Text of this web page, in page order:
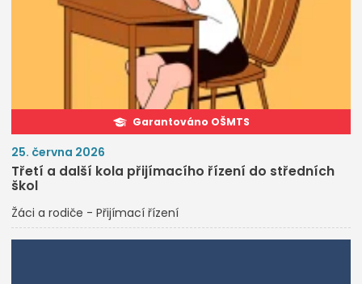
Garantováno OŠMTS
25. června 2026
Třetí a další kola přijímacího řízení do středních
škol
Žáci a rodiče - Přijímací řízení